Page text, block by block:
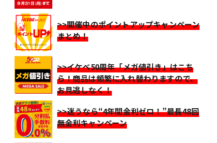
>>開催中のポイントアップキャンペーン
まとめ！
>>イケベ50周年「メガ値引き」はこち
ら！商品は頻繁に入れ替わりますので、
お見逃しなく！
>>迷うなら“4年間金利ゼロ！”最長48回
無金利キャンペーン